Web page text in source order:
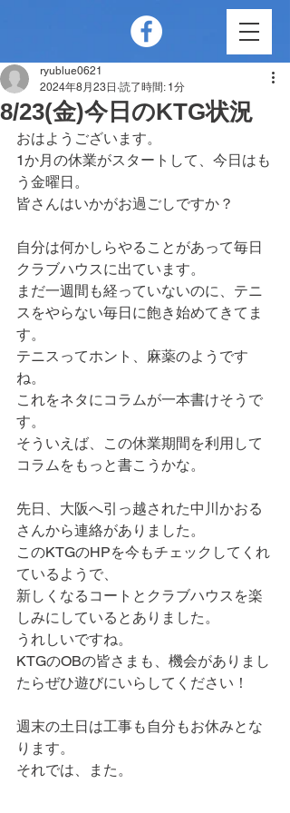
8/23(金)今日のKTG状況
ryublue0621
2024年8月23日 読了時間: 1分
おはようございます。
1か月の休業がスタートして、今日はも
う金曜日。
皆さんはいかがお過ごしですか？
自分は何かしらやることがあって毎日
クラブハウスに出ています。
まだ一週間も経っていないのに、テニ
スをやらない毎日に飽き始めてきてま
す。
テニスってホント、麻薬のようです
ね。
これをネタにコラムが一本書けそうで
す。
そういえば、この休業期間を利用して
コラムをもっと書こうかな。
先日、大阪へ引っ越された中川かおる
さんから連絡がありました。
このKTGのHPを今もチェックしてくれ
ているようで、
新しくなるコートとクラブハウスを楽
しみにしているとありました。
うれしいですね。
KTGのOBの皆さまも、機会がありまし
たらぜひ遊びにいらしてください！
週末の土日は工事も自分もお休みとな
ります。
それでは、また。